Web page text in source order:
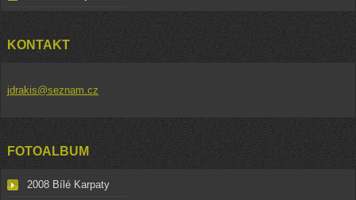
KONTAKT
jdrakis@seznam.cz
FOTOALBUM
2008 Bílé Karpaty